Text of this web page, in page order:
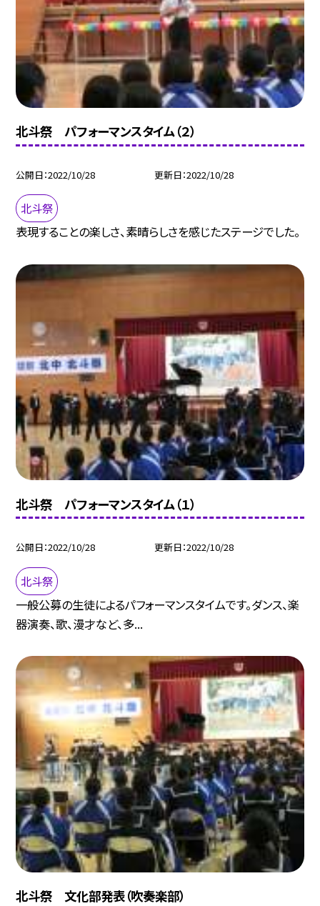
北斗祭 パフォーマンスタイム（２）
公開日 2022/10/28 更新日 2022/10/28
北斗祭
表現することの楽しさ、素晴らしさを感じたステージでした。
北斗祭 パフォーマンスタイム（１）
公開日 2022/10/28 更新日 2022/10/28
北斗祭
一般公募の生徒によるパフォーマンスタイムです。ダンス、楽
器演奏、歌、漫才など、多...
北斗祭 文化部発表（吹奏楽部）